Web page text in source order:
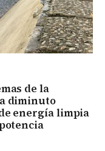
de la
diminuto
energía limpia